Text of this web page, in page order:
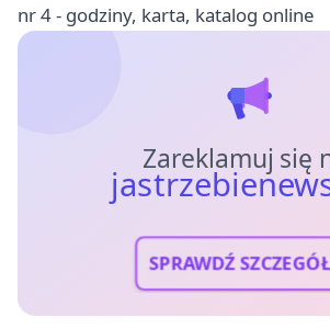
nr 4 - godziny, karta, katalog online
Zareklamuj się
SPRAWDŹ